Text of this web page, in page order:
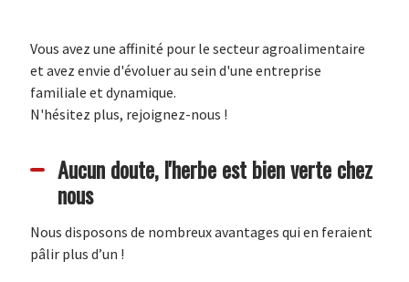
Vous avez une affinité pour le secteur agroalimentaire
et avez envie d'évoluer au sein d'une entreprise
familiale et dynamique.
N'hésitez plus, rejoignez-nous !
Aucun doute, l'herbe est bien verte chez
nous
Nous disposons de nombreux avantages qui en feraient
pâlir plus d’un !